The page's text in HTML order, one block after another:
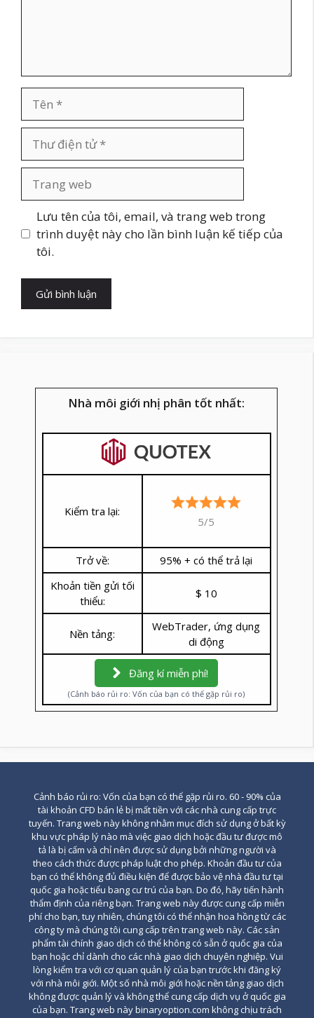
điện
tử
web
Lưu tên của tôi, email, và trang web trong
trình duyệt này cho lần bình luận kế tiếp của
tôi.
Nhà môi giới nhị phân tốt nhất:
Kiểm tra lại:
5/5
Trở về:
95% + có thể trả lại
Khoản tiền gửi tối
thiểu:
$ 10
Nền tảng:
WebTrader, ứng dụng
di động
Đăng kí miễn phí!
(Cảnh báo rủi ro: Vốn của bạn có thể gặp rủi ro)
Cảnh báo rủi ro: Vốn của bạn có thể gặp rủi ro. 60 - 90% của
tài khoản CFD bán lẻ bị mất tiền với các nhà cung cấp trực
tuyến. Trang web này không nhằm mục đích sử dụng ở bất kỳ
khu vực pháp lý nào mà việc giao dịch hoặc đầu tư được mô
tả là bị cấm và chỉ nên được sử dụng bởi những người và
theo cách thức được pháp luật cho phép. Khoản đầu tư của
bạn có thể không đủ điều kiện để được bảo vệ nhà đầu tư tại
quốc gia hoặc tiểu bang cư trú của bạn. Do đó, hãy tiến hành
thẩm định của riêng bạn. Trang web này được cung cấp miễn
phí cho bạn, tuy nhiên, chúng tôi có thể nhận hoa hồng từ các
công ty mà chúng tôi cung cấp trên trang web này. Các sản
phẩm tài chính giao dịch có thể không có sẵn ở quốc gia của
bạn hoặc chỉ dành cho các nhà giao dịch chuyên nghiệp. Vui
lòng kiểm tra với cơ quan quản lý của bạn trước khi đăng ký
với nhà môi giới. Một số nhà môi giới hoặc nền tảng giao dịch
không được quản lý và không thể cung cấp dịch vụ ở quốc gia
của bạn. Trang web này binaryoption.com không chịu trách